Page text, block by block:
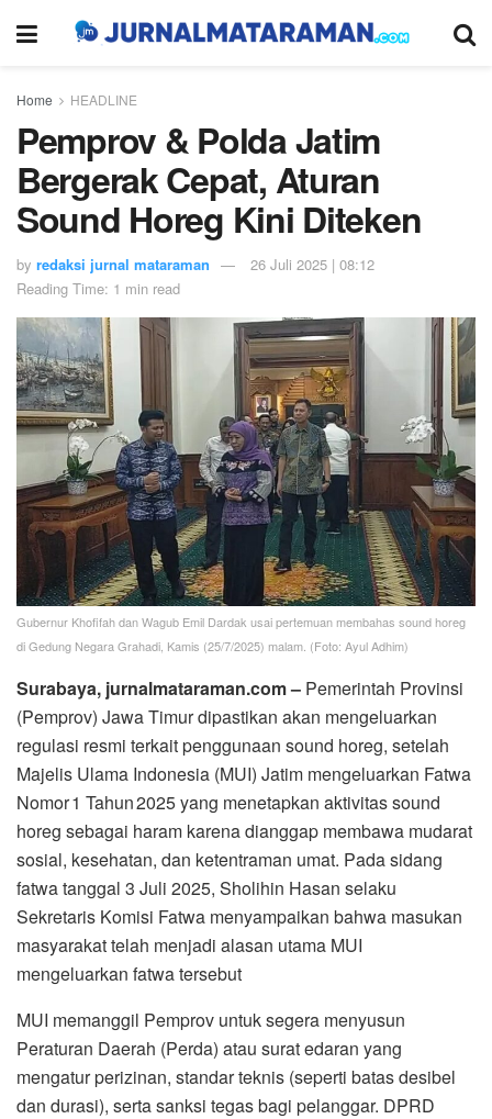
Home HEADLINE
Pemprov & Polda Jatim
Bergerak Cepat, Aturan
Sound Horeg Kini Diteken
by redaksi jurnal mataraman
26 Juli 2025 | 08:12
Reading Time: 1 min read
Gubernur Khofifah dan Wagub Emil Dardak usai pertemuan membahas sound horeg
di Gedung Negara Grahadi, Kamis (25/7/2025) malam. (Foto: Ayul Adhim)
Surabaya, jurnalmataraman.com – Pemerintah Provinsi
(Pemprov) Jawa Timur dipastikan akan mengeluarkan
regulasi resmi terkait penggunaan sound horeg, setelah
Majelis Ulama Indonesia (MUI) Jatim mengeluarkan Fatwa
Nomor 1 Tahun 2025 yang menetapkan aktivitas sound
horeg sebagai haram karena dianggap membawa mudarat
sosial, kesehatan, dan ketentraman umat. Pada sidang
fatwa tanggal 3 Juli 2025, Sholihin Hasan selaku
Sekretaris Komisi Fatwa menyampaikan bahwa masukan
masyarakat telah menjadi alasan utama MUI
mengeluarkan fatwa tersebut
MUI memanggil Pemprov untuk segera menyusun
Peraturan Daerah (Perda) atau surat edaran yang
mengatur perizinan, standar teknis (seperti batas desibel
dan durasi), serta sanksi tegas bagi pelanggar. DPRD